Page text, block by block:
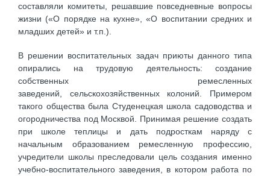
составляли комитеты, решавшие повседневные вопросы
жизни («О порядке на кухне», «О воспитании средних и
младших детей» и т.п.).
В решении воспитательных задач приюты данного типа
опирались на трудовую деятельность: создание
собственных ремесленных
заведений, сельскохозяйственных колоний. Примером
такого общества была Студенецкая школа садоводства и
огородничества под Москвой. Принимая решение создать
при школе теплицы и дать подросткам наряду с
начальным образованием ремесленную профессию,
учредители школы преследовали цель создания именно
учебно-воспитательного заведения, в котором работа по